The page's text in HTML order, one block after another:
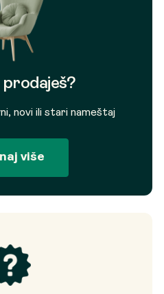
prodaješ?
novi ili stari nameštaj
više